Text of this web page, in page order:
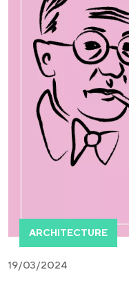
ARCHITECTURE
19/03/2024